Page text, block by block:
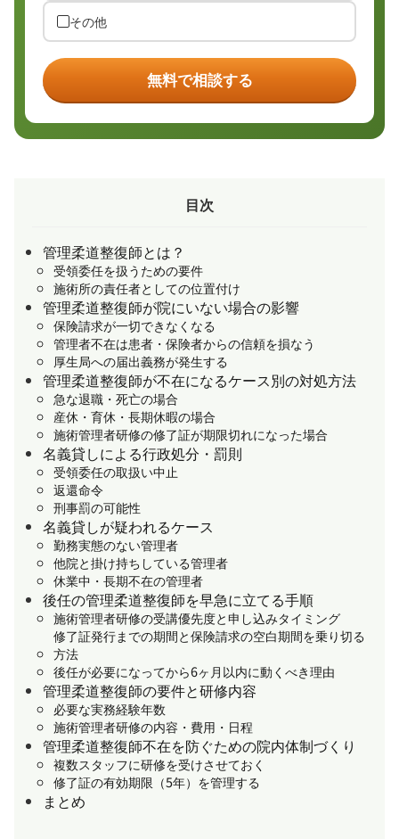
その他
無料で相談する
目次
管理柔道整復師とは？
受領委任を扱うための要件
施術所の責任者としての位置付け
管理柔道整復師が院にいない場合の影響
保険請求が一切できなくなる
管理者不在は患者・保険者からの信頼を損なう
厚生局への届出義務が発生する
管理柔道整復師が不在になるケース別の対処方法
急な退職・死亡の場合
産休・育休・長期休暇の場合
施術管理者研修の修了証が期限切れになった場合
名義貸しによる行政処分・罰則
受領委任の取扱い中止
返還命令
刑事罰の可能性
名義貸しが疑われるケース
勤務実態のない管理者
他院と掛け持ちしている管理者
休業中・長期不在の管理者
後任の管理柔道整復師を早急に立てる手順
施術管理者研修の受講優先度と申し込みタイミング
修了証発行までの期間と保険請求の空白期間を乗り切る
方法
後任が必要になってから6ヶ月以内に動くべき理由
管理柔道整復師の要件と研修内容
必要な実務経験年数
施術管理者研修の内容・費用・日程
管理柔道整復師不在を防ぐための院内体制づくり
複数スタッフに研修を受けさせておく
修了証の有効期限（5年）を管理する
まとめ